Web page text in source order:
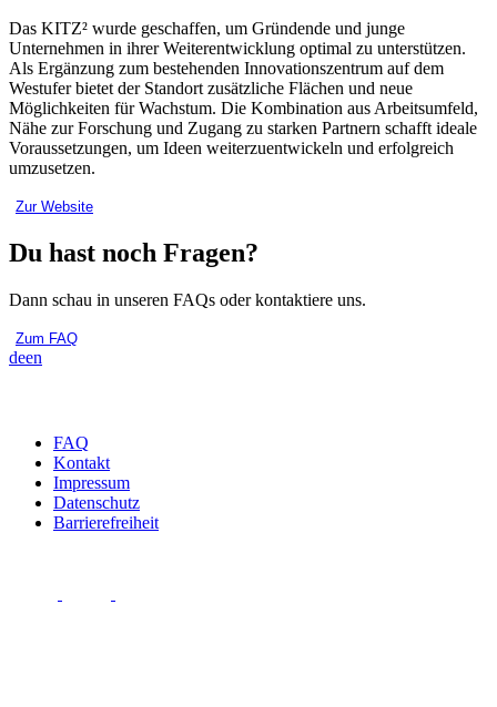
Das KITZ² wurde geschaffen, um Gründende und junge
Unternehmen in ihrer Weiterentwicklung optimal zu unterstützen.
Als Ergänzung zum bestehenden Innovationszentrum auf dem
Westufer bietet der Standort zusätzliche Flächen und neue
Möglichkeiten für Wachstum. Die Kombination aus Arbeitsumfeld,
Nähe zur Forschung und Zugang zu starken Partnern schafft ideale
Voraussetzungen, um Ideen weiterzuentwickeln und erfolgreich
umzusetzen.
Zur Website
Du hast noch Fragen?
Dann schau in unseren FAQs oder kontaktiere uns.
Zum FAQ
deen
FAQ
Kontakt
Impressum
Datenschutz
Barrierefreiheit